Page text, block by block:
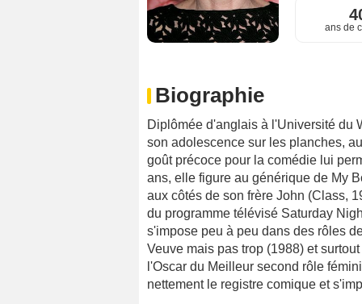
ans de
Biographie
Diplômée d'anglais à l'Université du
son adolescence sur les planches,
goût précoce pour la comédie lui
ans, elle figure au générique de My
aux côtés de son frère John (Class,
du programme télévisé Saturday
s'impose peu à peu dans des rôles
Veuve mais pas trop (1988) et
l'Oscar du Meilleur second rôle
nettement le registre comique et